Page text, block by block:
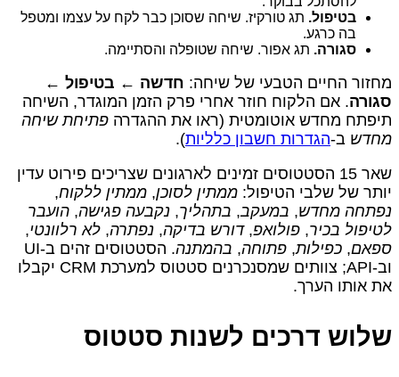
בטיפול. תג טורקיז. שיחה שסוכן כבר לקח על עצמו ומטפל
בה כרגע.
סגורה. תג אפור. שיחה שטופלה והסתיימה.
מחזור החיים הטבעי של שיחה: חדשה ← בטיפול ←
סגורה. אם הלקוח חוזר אחרי פרק הזמן המוגדר, השיחה
תיפתח מחדש אוטומטית (ראו את ההגדרה פתיחת שיחה
מחדש ב-הגדרות חשבון כלליות).
שאר 15 הסטטוסים זמינים לארגונים שצריכים פירוט עדין
יותר של שלבי הטיפול: ממתין לסוכן, ממתין ללקוח,
נפתחה מחדש, במעקב, בתהליך, נקבעה פגישה, הועבר
לטיפול בכיר, פולואפ,דורש בדיקה, נפתרה, לא רלוונטי,
ספאם, כפילות, פתוחה, בהמתנה
. הסטטוסים זהים ב-UI
וב-API; צוותים שמסנכרנים סטטוס למערכת CRM יקבלו
את אותו הערך.
שלוש דרכים לשנות סטטוס